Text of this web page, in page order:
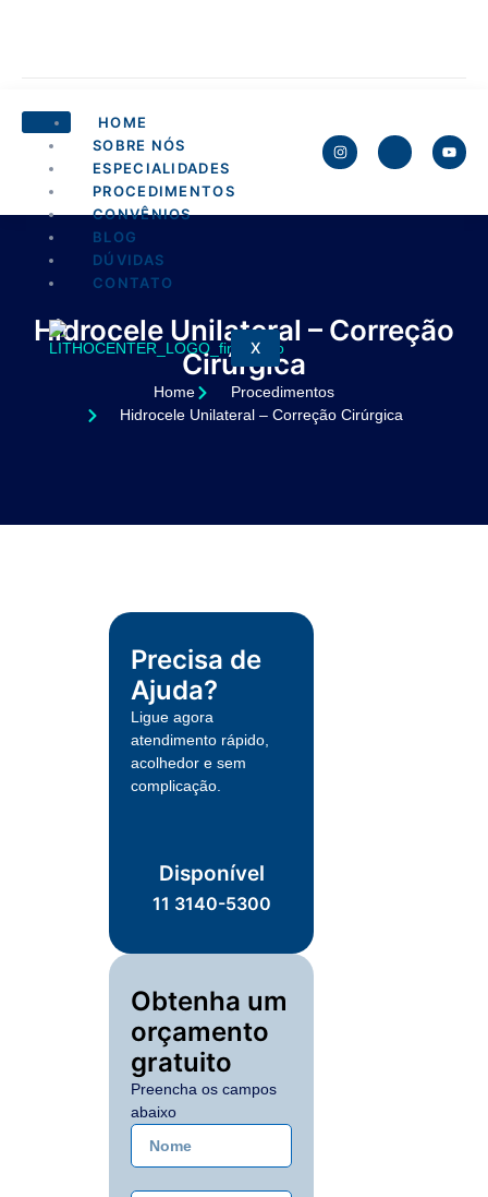
HOME
SOBRE NÓS
ESPECIALIDADES
PROCEDIMENTOS
CONVÊNIOS
BLOG
DÚVIDAS
CONTATO
X
Hidrocele Unilateral – Correção
Cirúrgica
Home
Procedimentos
Hidrocele Unilateral – Correção Cirúrgica
Precisa de
Ajuda?
Ligue agora
atendimento rápido,
acolhedor e sem
complicação.
Disponível
11 3140-5300
Obtenha um
orçamento
gratuito
Preencha os campos
abaixo